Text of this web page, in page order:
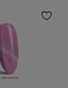
ajouter